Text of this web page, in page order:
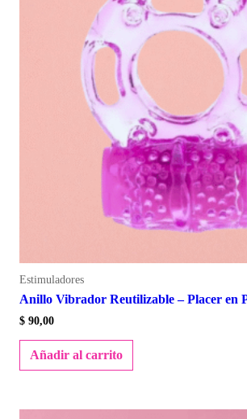
Estimuladores
Anillo Vibrador Reutilizable – Placer en
$ 90,00
Añadir al carrito